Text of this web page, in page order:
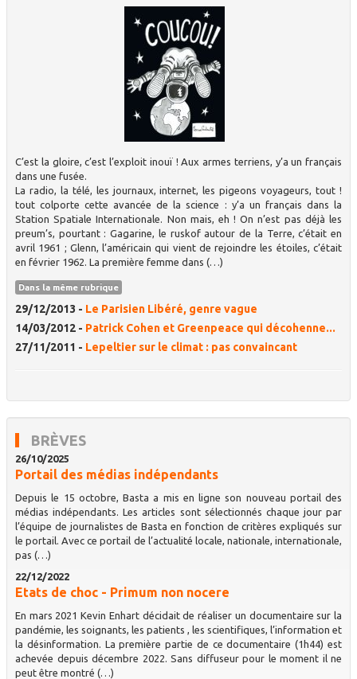
C’est la gloire, c’est l’exploit inouï ! Aux armes terriens, y’a un français
dans une fusée.
La radio, la télé, les journaux, internet, les pigeons voyageurs, tout !
tout colporte cette avancée de la science : y’a un français dans la
Station Spatiale Internationale. Non mais, eh ! On n’est pas déjà les
preum’s, pourtant : Gagarine, le ruskof autour de la Terre, c’était en
avril 1961 ; Glenn, l’américain qui vient de rejoindre les étoiles, c’était
en février 1962. La première femme dans (…)
Dans la même rubrique
29/12/2013 - Le Parisien Libéré, genre vague
14/03/2012 - Patrick Cohen et Greenpeace qui décohenne...
27/11/2011 - Lepeltier sur le climat : pas convaincant
BRÈVES
26/10/2025
Portail des médias indépendants
Depuis le 15 octobre, Basta a mis en ligne son nouveau portail des
médias indépendants. Les articles sont sélectionnés chaque jour par
l’équipe de journalistes de Basta en fonction de critères expliqués sur
le portail. Avec ce portail de l’actualité locale, nationale, internationale,
pas (…)
22/12/2022
Etats de choc - Primum non nocere
En mars 2021 Kevin Enhart décidait de réaliser un documentaire sur la
pandémie, les soignants, les patients , les scientifiques, l’information et
la désinformation. La première partie de ce documentaire (1h44) est
achevée depuis décembre 2022. Sans diffuseur pour le moment il ne
peut être montré (…)